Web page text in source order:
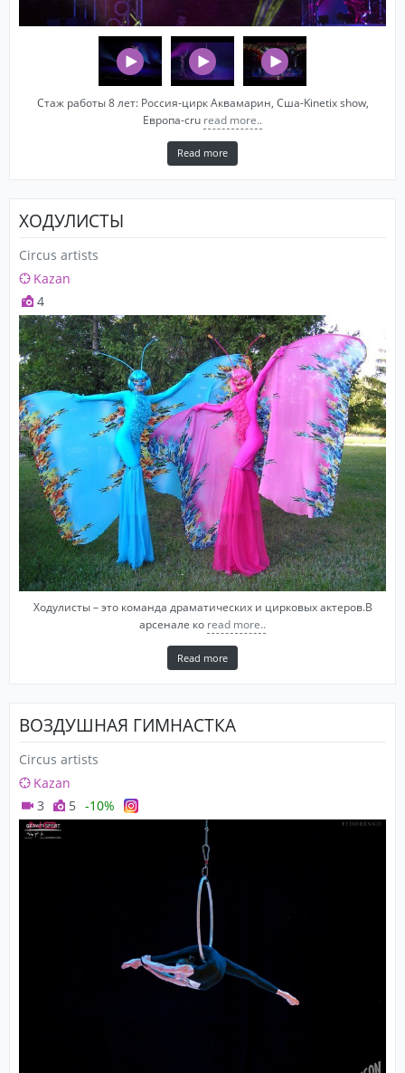
Стаж работы 8 лет: Россия-цирк Аквамарин, Сша-Kinetix show,
Европа-cru read more..
Read more
ХОДУЛИСТЫ
Circus artists
Kazan
4
Ходулисты – это команда драматических и цирковых актеров.В
арсенале ко read more..
Read more
ВОЗДУШНАЯ ГИМНАСТКА
Circus artists
Kazan
3
5 -10%